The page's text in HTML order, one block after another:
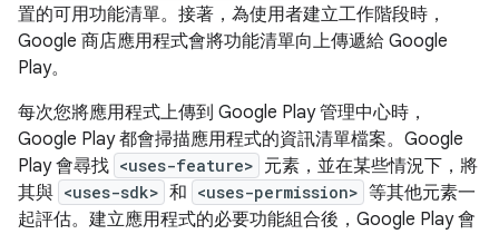
置的可用功能清單。接著，為使用者建立工作階段時，
Google 商店應用程式會將功能清單向上傳遞給 Google
Play。
每次您將應用程式上傳到 Google Play 管理中心時，
Google Play 都會掃描應用程式的資訊清單檔案。Google
Play 會尋找 <uses-feature> 元素，並在某些情況下，將
其與 <uses-sdk> 和 <uses-permission> 等其他元素一
起評估。建立應用程式的必要功能組合後，Google Play 會